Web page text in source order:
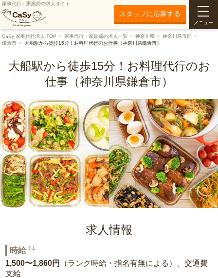
家事代行・家政婦の求人サイト
スタッフに応募する
メニュー
CaSy 家事代行求人 TOP 家事代行・家政婦の求人一覧 神奈川県
神奈川県市部
鎌倉市
大船駅から徒歩15分！お料理代行のお仕事（神奈川県鎌倉市）
大船駅から徒歩15分！お料理代行のお
仕事（神奈川県鎌倉市）
求人情報
時給 ※1
1,500〜1,860円
（ランク時給・指名有無による）、交通費
支給